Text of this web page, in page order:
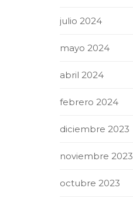
julio 2024
mayo 2024
abril 2024
febrero 2024
diciembre 2023
noviembre 2023
octubre 2023